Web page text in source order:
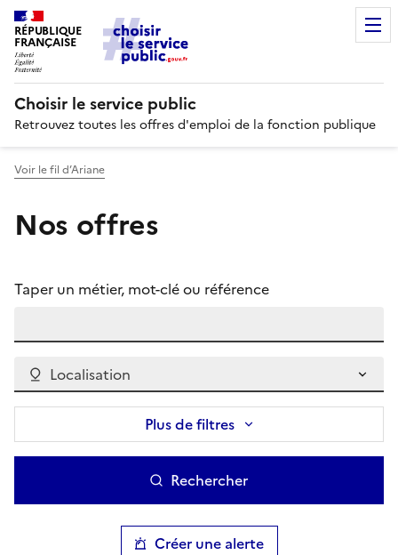
RÉPUBLIQUE
FRANÇAISE
Choisir le service public
Retrouvez toutes les offres d'emploi de la fonction publique
Voir le fil d’Ariane
Nos offres
Taper un métier, mot-clé ou référence
Localisation
Plus de filtres
Rechercher
Créer une alerte